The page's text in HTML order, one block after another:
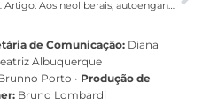
no dia 12 Artigo: Aos neoliberais, autoengano ou trapaça?
de Comunicação: Diana
Albuquerque
Porto • Produção de
Bruno Lombardi